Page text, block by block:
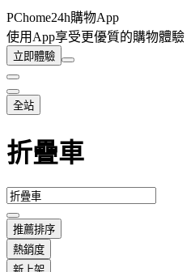
PChome24h購物App
使用App享受更優質的購物體驗
立即體驗
全站
折疊車
推薦排序
熱銷度